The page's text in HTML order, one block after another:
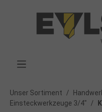
Unser Sortiment /
Einsteckwerkzeuge 3/4"
/